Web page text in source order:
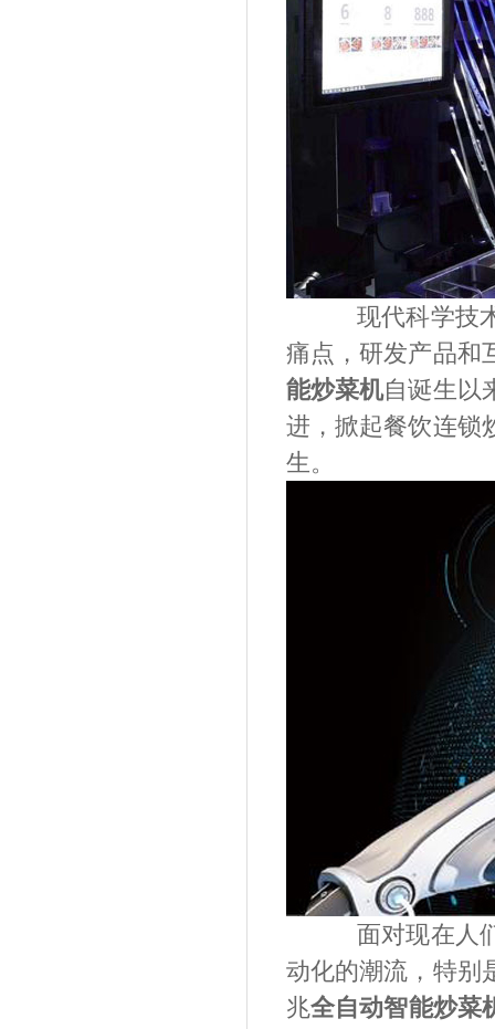
现代科学技
痛点，研发产品和
能炒菜机自诞生以
进，掀起餐饮连锁
生。
面对现在人
动化的潮流，特别
兆全自动智能炒菜